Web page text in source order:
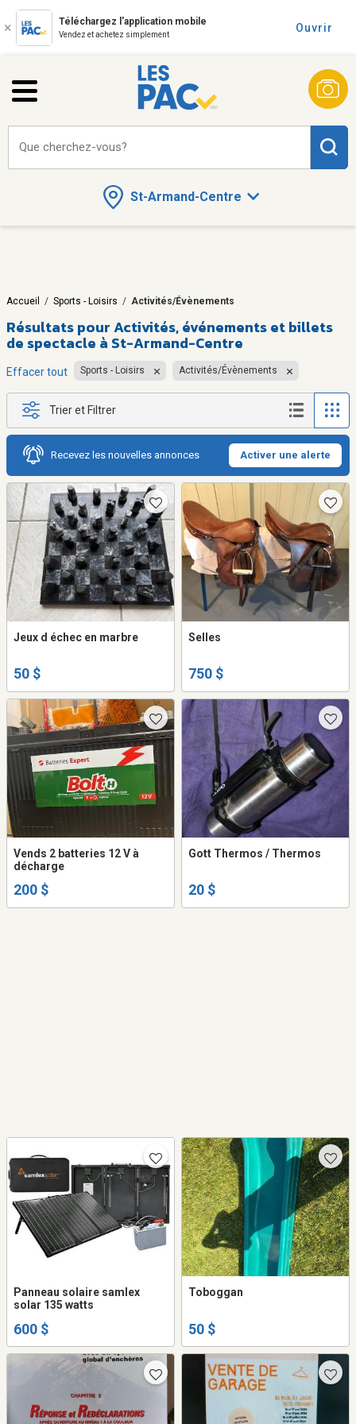
Téléchargez l'application mobile
Vendez et achetez simplement
Ouvrir
St-Armand-Centre
Que cherchez-vous?
Accueil / Sports - Loisirs / Activités/Évènements
Résultats pourActivités, événements et billets
de spectacle à St-Armand-Centre
Effacer tout Sports - Loisirs Activités/Évènements
Trier et Filtrer
Recevez les nouvelles annonces Activer une alerte
Jeux d échec en marbre
50 $
Selles
750 $
Vends 2 batteries 12 V à
décharge
200 $
Gott Thermos / Thermos
20 $
Panneau solaire samlex
solar 135 watts
600 $
Toboggan
50 $